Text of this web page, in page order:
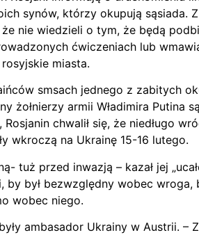
synów, którzy okupują sąsiada.
nie wiedzieli o tym, że będą
ćwiczeniach lub
miasta.
smsach jednego z zabitych
żołnierzy armii Władimira Putina
chwalił się, że niedługo
wkroczą na Ukrainę 15-16 lutego.
tuż przed inwazją – kazał jej
by był bezwzględny wobec wroga,
wobec niego.
ambasador Ukrainy w Austrii. –